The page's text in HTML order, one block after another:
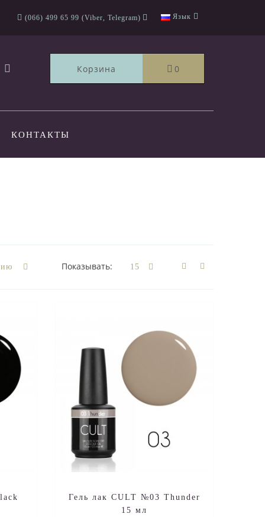
(066) 499 65 99 (Viber, Telegram) Язык
Корзина 0
КОНТАКТЫ
Показывать:
Гель лак CULT №03 Thunder
15 мл